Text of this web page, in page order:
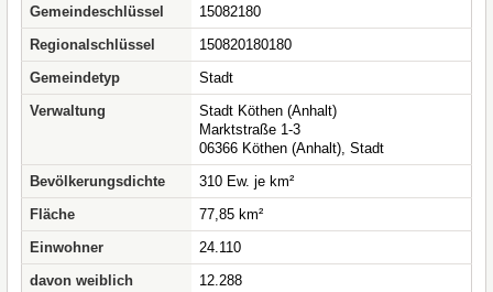
Gemeindeschlüssel
15082180
Regionalschlüssel
150820180180
Gemeindetyp
Stadt
Verwaltung
Stadt Köthen (Anhalt)
Marktstraße 1-3
06366 Köthen (Anhalt), Stadt
Bevölkerungsdichte
310 Ew. je km²
Fläche
77,85 km²
Einwohner
24.110
davon weiblich
12.288